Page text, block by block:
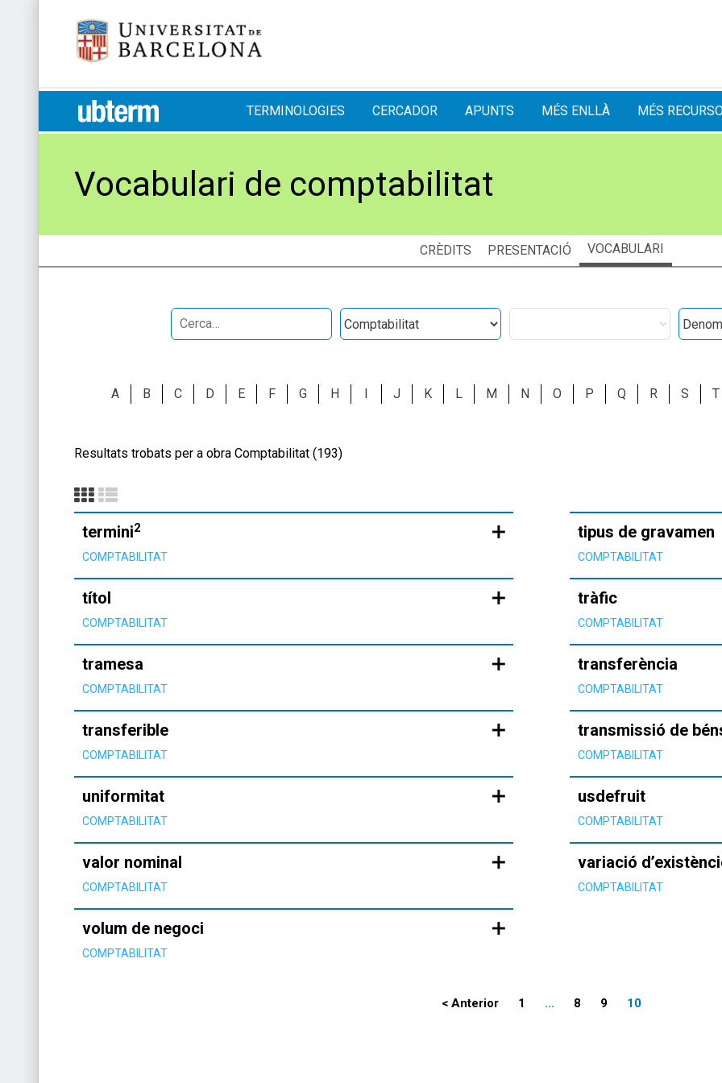
content
Universitat de Barcelona
UB > UBTERM TERMINOLOGIES CERCADOR APUNTS MÉS ENLLÀ MÉS
Vocabulari de comptabilitat
CRÈDITS PRESENTACIÓ VOCABULARI
Search
for:
Obres
A B C D E F G H I J K L M N O P Q R S T
Resultats trobats per a obra Comptabilitat (193)
termini2
COMPTABILITAT
tipus de gravamen
COMPTABILITAT
títol
COMPTABILITAT
tràfic
COMPTABILITAT
tramesa
COMPTABILITAT
transferència
COMPTABILITAT
transferible
COMPTABILITAT
transmissió de
COMPTABILITAT
uniformitat
COMPTABILITAT
usdefruit
COMPTABILITAT
valor nominal
COMPTABILITAT
variació
COMPTABILITAT
volum de negoci
COMPTABILITAT
< Anterior 1 … 8 9 10